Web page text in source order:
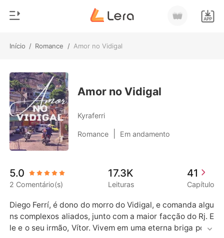
Início / Romance / Amor no Vidigal
Loja
Histórico
Sair
Baixar App
Gênero
Moderno
Lobisomem
Contos
Bilionários
Contos Curtos
Amor no Vidigal
Kyraferri
Romance Em andamento
5.0
2 Comentário(s)
17.3K
Leituras
41
Capítulo
Diego Ferrí, é dono do morro do Vidigal, e comanda algu
ns complexos aliados, junto com a maior facção do Rj. E
le e o seu irmão, Vítor. Vivem em uma eterna briga por p